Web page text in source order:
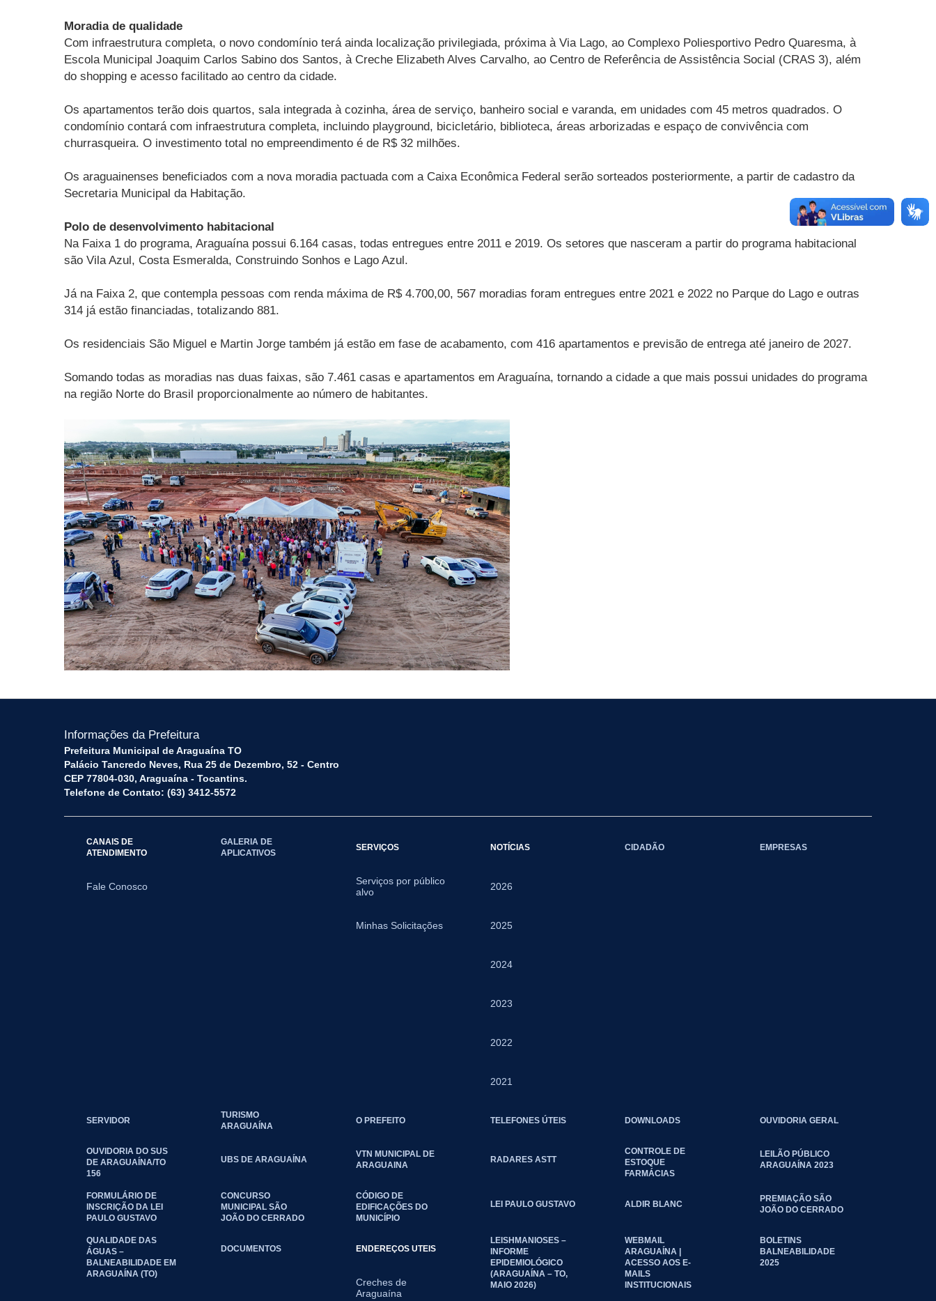
Moradia de qualidade
Com infraestrutura completa, o novo condomínio terá ainda localização privilegiada, próxima à Via Lago, ao Complexo Poliesportivo Pedro Quaresma, à
Escola Municipal Joaquim Carlos Sabino dos Santos, à Creche Elizabeth Alves Carvalho, ao Centro de Referência de Assistência Social (CRAS 3), além
do shopping e acesso facilitado ao centro da cidade.
Os apartamentos terão dois quartos, sala integrada à cozinha, área de serviço, banheiro social e varanda, em unidades com 45 metros quadrados. O
condomínio contará com infraestrutura completa, incluindo playground, bicicletário, biblioteca, áreas arborizadas e espaço de convivência com
churrasqueira. O investimento total no empreendimento é de R$ 32 milhões.
Os araguainenses beneficiados com a nova moradia pactuada com a Caixa Econômica Federal serão sorteados posteriormente, a partir de cadastro da
Secretaria Municipal da Habitação.
Polo de desenvolvimento habitacional
Na Faixa 1 do programa, Araguaína possui 6.164 casas, todas entregues entre 2011 e 2019. Os setores que nasceram a partir do programa habitacional
são Vila Azul, Costa Esmeralda, Construindo Sonhos e Lago Azul.
Já na Faixa 2, que contempla pessoas com renda máxima de R$ 4.700,00, 567 moradias foram entregues entre 2021 e 2022 no Parque do Lago e outras
314 já estão financiadas, totalizando 881.
Os residenciais São Miguel e Martin Jorge também já estão em fase de acabamento, com 416 apartamentos e previsão de entrega até janeiro de 2027.
Somando todas as moradias nas duas faixas, são 7.461 casas e apartamentos em Araguaína, tornando a cidade a que mais possui unidades do programa
na região Norte do Brasil proporcionalmente ao número de habitantes.
Informações da Prefeitura
Prefeitura Municipal de Araguaína TO
Palácio Tancredo Neves, Rua 25 de Dezembro, 52 - Centro
CEP 77804-030, Araguaína - Tocantins.
Telefone de Contato: (63) 3412-5572
CANAIS DE
ATENDIMENTO
Fale Conosco
GALERIA DE
APLICATIVOS
SERVIÇOS
Serviços por público
alvo
Minhas Solicitações
NOTÍCIAS
2026
2025
2024
2023
2022
2021
CIDADÃO EMPRESAS
SERVIDOR
TURISMO
ARAGUAÍNA
O PREFEITO TELEFONES ÚTEIS DOWNLOADS OUVIDORIA GERAL
OUVIDORIA DO SUS
DE ARAGUAÍNA/TO
156
UBS DE ARAGUAÍNA
VTN MUNICIPAL DE
ARAGUAINA
RADARES ASTT
CONTROLE DE
ESTOQUE
FARMÁCIAS
LEILÃO PÚBLICO
ARAGUAÍNA 2023
FORMULÁRIO DE
INSCRIÇÃO DA LEI
PAULO GUSTAVO
CONCURSO
MUNICIPAL SÃO
JOÃO DO CERRADO
CÓDIGO DE
EDIFICAÇÕES DO
MUNICÍPIO
LEI PAULO GUSTAVO ALDIR BLANC
PREMIAÇÃO SÃO
JOÃO DO CERRADO
QUALIDADE DAS
ÁGUAS –
BALNEABILIDADE EM
ARAGUAÍNA (TO)
DOCUMENTOS ENDEREÇOS UTEIS
Creches de
Araguaína
LEISHMANIOSES –
INFORME
EPIDEMIOLÓGICO
(ARAGUAÍNA – TO,
MAIO 2026)
WEBMAIL
ARAGUAÍNA |
ACESSO AOS E-
MAILS
INSTITUCIONAIS
BOLETINS
BALNEABILIDADE
2025